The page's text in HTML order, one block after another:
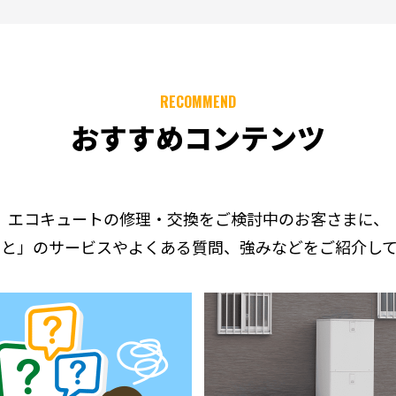
RECOMMEND
おすすめコンテンツ
エコキュートの修理・交換をご検討中のお客さまに、
」のサービスやよくある質問、強みなどをご紹介し